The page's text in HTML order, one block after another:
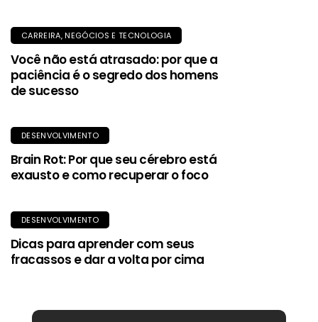
CARREIRA, NEGÓCIOS E TECNOLOGIA
Você não está atrasado: por que a
paciência é o segredo dos homens
de sucesso
DESENVOLVIMENTO
Brain Rot: Por que seu cérebro está
exausto e como recuperar o foco
DESENVOLVIMENTO
Dicas para aprender com seus
fracassos e dar a volta por cima